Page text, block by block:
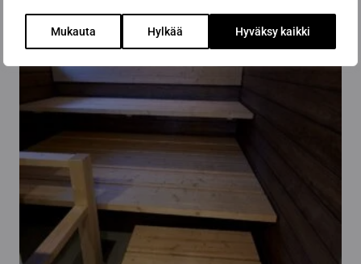
Mukauta Hylkää Hyväksy kaikki